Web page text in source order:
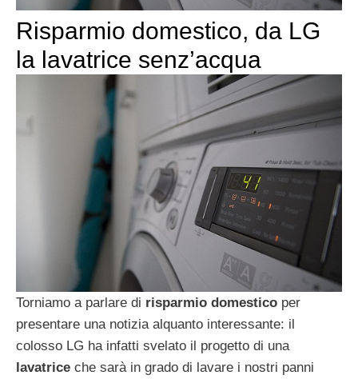
Risparmio domestico, da LG
la lavatrice senz’acqua
Torniamo a parlare di risparmio domestico per
presentare una notizia alquanto interessante: il
colosso LG ha infatti svelato il progetto di una
lavatrice che sarà in grado di lavare i nostri panni